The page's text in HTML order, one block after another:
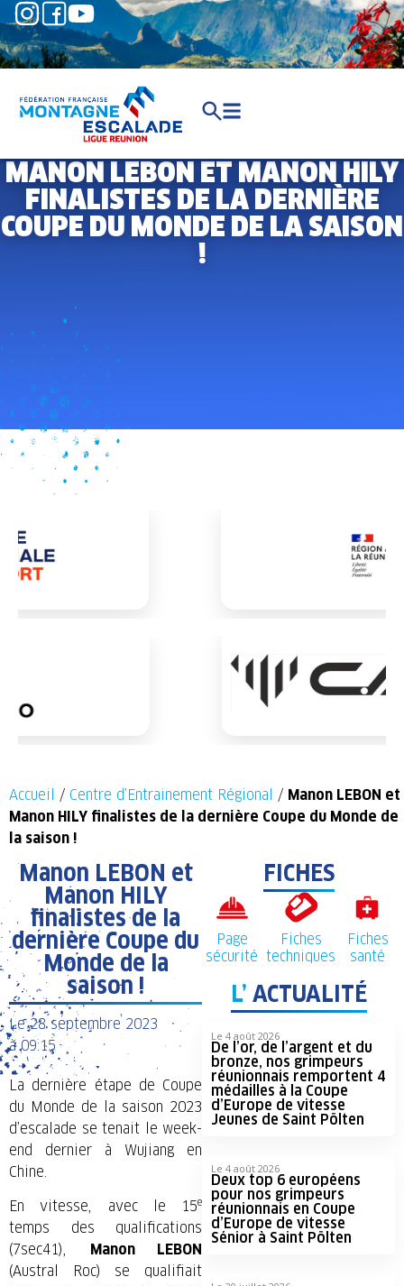
MANON LEBON ET MANON HILY
FINALISTES DE LA DERNIÈRE
COUPE DU MONDE DE LA SAISON
!
Accueil / Centre d’Entrainement Régional / Manon LEBON et
Manon HILY finalistes de la dernière Coupe du Monde de
la saison !
Manon LEBON et
Manon HILY
finalistes de la
dernière Coupe du
Monde de la
saison !
Le 28 septembre 2023
à 09:15
La dernière étape de Coupe
du Monde de la saison 2023
d’escalade se tenait le week-
end dernier à Wujiang en
Chine.
En vitesse, avec le 15e
temps des qualifications
(7sec41), Manon LEBON
(Austral Roc) se qualifiait
FICHES
Page
sécurité
Fiches
techniques
Fiches
santé
L’ ACTUALITÉ
Le 4 août 2026
De l’or, de l’argent et du
bronze, nos grimpeurs
réunionnais remportent 4
médailles à la Coupe
d’Europe de vitesse
Jeunes de Saint Pölten
Le 4 août 2026
Deux top 6 européens
pour nos grimpeurs
réunionnais en Coupe
d’Europe de vitesse
Sénior à Saint Pölten